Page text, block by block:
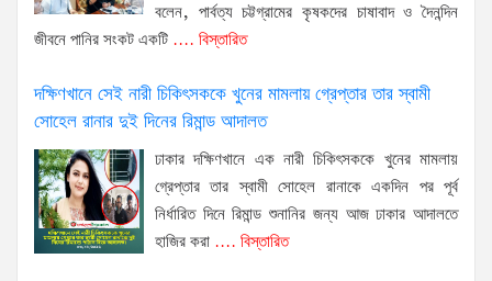
বলেন, পার্বত্য চট্টগ্রামের কৃষকদের চাষাবাদ ও দৈনন্দিন
জীবনে পানির সংকট একটি .... বিস্তারিত
দক্ষিণখানে সেই নারী চিকিৎসককে খুনের মামলায় গ্রেপ্তার তার স্বামী
সোহেল রানার দুই দিনের রিমান্ড আদালত
ঢাকার দক্ষিণখানে এক নারী চিকিৎসককে খুনের মামলায়
গ্রেপ্তার তার স্বামী সোহেল রানাকে একদিন পর পূর্ব
নির্ধারিত দিনে রিমান্ড শুনানির জন্য আজ ঢাকার আদালতে
হাজির করা .... বিস্তারিত